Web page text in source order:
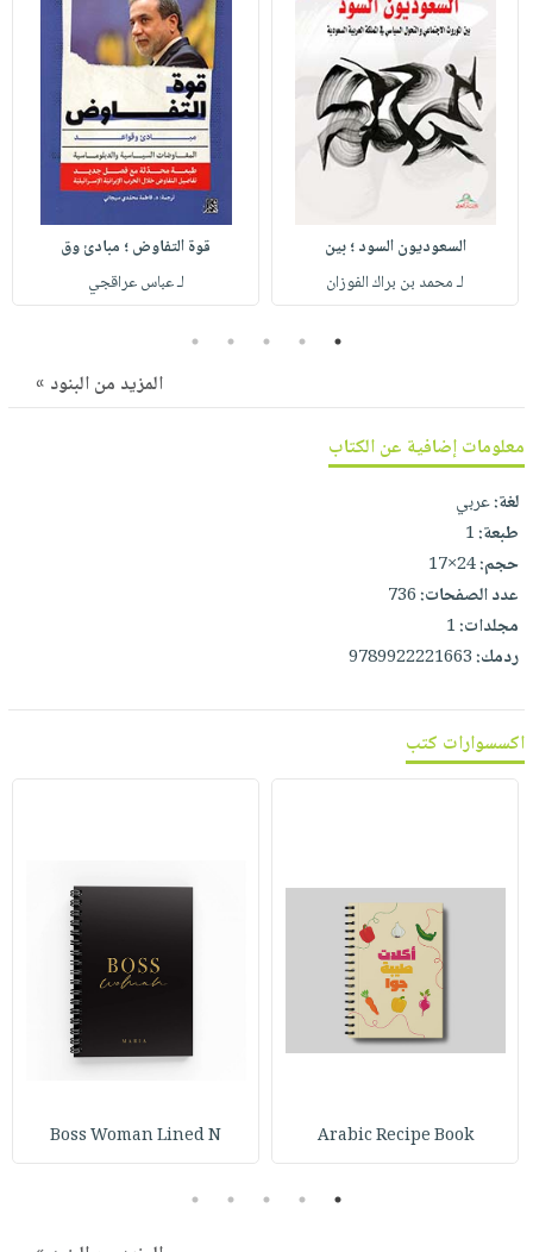
مطرزات
حقائب
حلي
عناية
بالذات
صابون
أطفال
مناسبات
حدود
عن
الشركة
سياسة
الشركة
فيديوهات
أسئلة
يتكرر
طرحها
وفرات
انشر
كتابك
تواصل
معنا
حسابك
لائحة
الأمنيات
عربة
التسوق
نشرة
السعوديون السود ؛ بين
لـ محمد بن براك الفوزان
قوة التفاوض ؛ مبادئ وق
لـ عباس عراقجي
1
2
3
4
5
المزيد من البنود »
معلومات إضافية عن الكتاب
لغة:عربي
طبعة:1
حجم:24×17
عدد الصفحات:736
مجلدات:1
ردمك:9789922221663
اكسسوارات كتب
Arabic Recipe Book
Boss Woman Lined N
1
2
3
4
5